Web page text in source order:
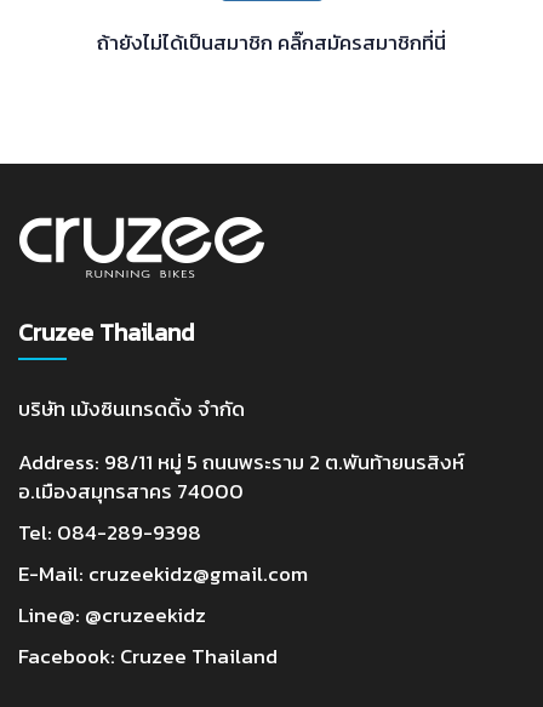
ถ้ายังไม่ได้เป็นสมาชิก คลิ๊กสมัครสมาชิกที่นี่
Cruzee Thailand
บริษัท เม้งซินเทรดดิ้ง จำกัด
Address: 98/11 หมู่ 5 ถนนพระราม 2 ต.พันท้ายนรสิงห์
อ.เมืองสมุทรสาคร 74000
Tel: 084-289-9398
E-Mail: cruzeekidz@gmail.com
Line@: @cruzeekidz
Facebook: Cruzee Thailand